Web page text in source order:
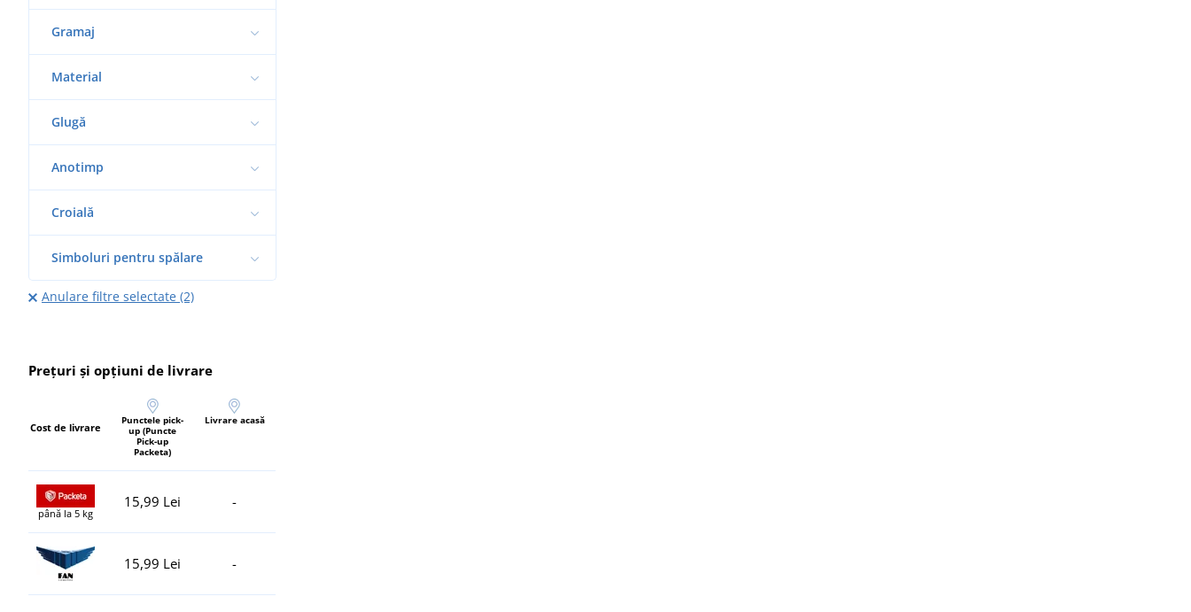
Gramaj
Material
Glugă
Anotimp
Croială
Simboluri pentru spălare
Anulare filtre selectate (2)
Prețuri și opțiuni de livrare
Cost de livrare
Punctele pick-
up (Puncte
Pick-up
Packeta)
Livrare acasă
până la 5 kg
15,99 Lei -
15,99 Lei -